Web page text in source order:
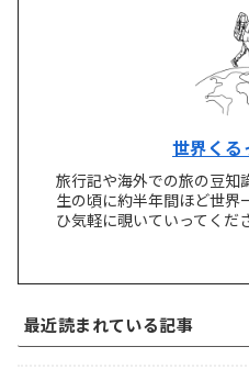
世界く
旅行記や海外での旅の豆知
生の頃に約半年間ほど世界
ひ気軽に覗いていってくだ
最近読まれている記事